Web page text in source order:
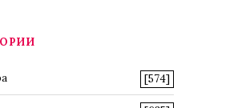
[574]